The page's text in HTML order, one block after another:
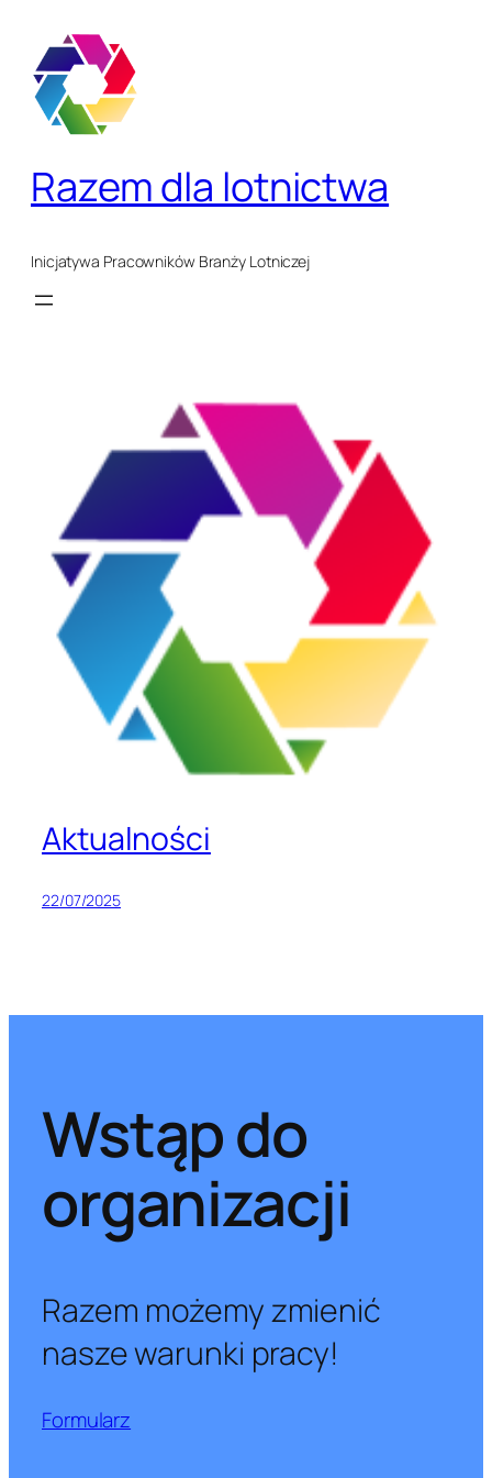
Razem dla lotnictwa
Inicjatywa Pracowników Branży Lotniczej
Aktualności
22/07/2025
Wstąp do
organizacji
Razem możemy zmienić
nasze warunki pracy!
Formularz